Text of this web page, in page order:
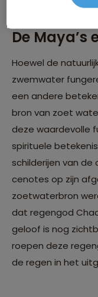
komen en op het
De Maya’s
Hoewel de
zwemwater
een andere
bron van zoet
deze waardevolle
spirituele
schilderijen van de
cenotes op zijn
zoetwaterbron
dat regengod
geloof is nog
roepen deze
de regen in het